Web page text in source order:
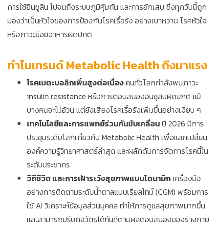
การใช้อินซูลิน ไปจนถึงระบบภูมิคุ้มกัน และการอักเสบ ซึ่งทุกวันนี้ถูก
มองว่าเป็นหัวใจของการป้องกันโรคเรื้อรัง อย่างเบาหวาน โรคหัวใจ
หรือภาวะย่อยอาหารผิดปกติ
ทำไมเทรนด์ Metabolic Health ถึงมาแรง
โรคเมตะบอลิกเพิ่มสูงต่อเนื่องคนทั่วโลกกำลังพบภาวะ
insulin resistance หรือการตอบสนองอินซูลินผิดปกติ แม้
บางคนจะไม่อ้วน แต่ยังเสี่ยงโรคเรื้อรังเพิ่มขึ้นอย่างเงียบ ๆ
เทคโนโลยีและการแพทย์ร่วมกันขับเคลื่อนปี 2026 มีการ
ประชุมระดับโลกเกี่ยวกับ Metabolic Health เพื่อแลกเปลี่ยน
องค์ความรู้วิทยาศาสตร์ล่าสุด และผลักดันการจัดการโรคนี้ใน
ระดับประชากร
วิถีชีวิต และการเฝ้าระวังสุขภาพแบบไดนามิกเครื่องมือ
อย่างการติดตามระดับน้ำตาลแบบเรียลไทม์ (CGM) พร้อมการ
ใช้ AI วิเคราะห์ข้อมูลส่วนบุคคล ทำให้การดูแลสุขภาพมากขึ้น
และสามารถปรับกิจวัตรได้ทันทีตามผลตอบสนองของร่างกาย